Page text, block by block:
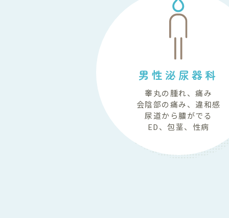
男性泌尿器科
睾丸の腫れ、痛み
会陰部の痛み、違和感
尿道から膿がでる
ED、包茎、性病